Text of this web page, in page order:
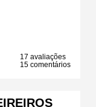
17 avaliações
15 comentários